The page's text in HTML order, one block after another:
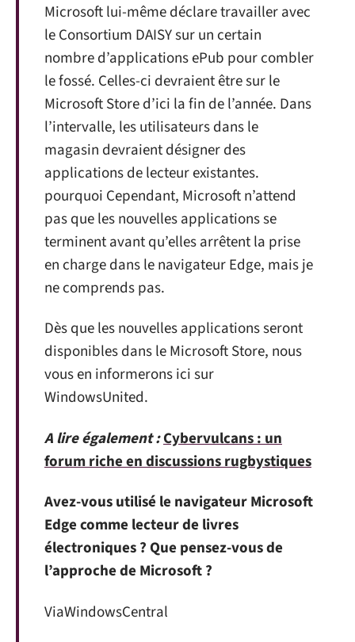
Microsoft lui-même déclare travailler avec
le Consortium DAISY sur un certain
nombre d’applications ePub pour combler
le fossé. Celles-ci devraient être sur le
Microsoft Store d’ici la fin de l’année. Dans
l’intervalle, les utilisateurs dans le
magasin devraient désigner des
applications de lecteur existantes.
pourquoi Cependant, Microsoft n’attend
pas que les nouvelles applications se
terminent avant qu’elles arrêtent la prise
en charge dans le navigateur Edge, mais je
ne comprends pas.
Dès que les nouvelles applications seront
disponibles dans le Microsoft Store, nous
vous en informerons ici sur
WindowsUnited.
A lire également :Cybervulcans : un
forum riche en discussions rugbystiques
Avez-vous utilisé le navigateur Microsoft
Edge comme lecteur de livres
électroniques ? Que pensez-vous de
l’approche de Microsoft ?
ViaWindowsCentral